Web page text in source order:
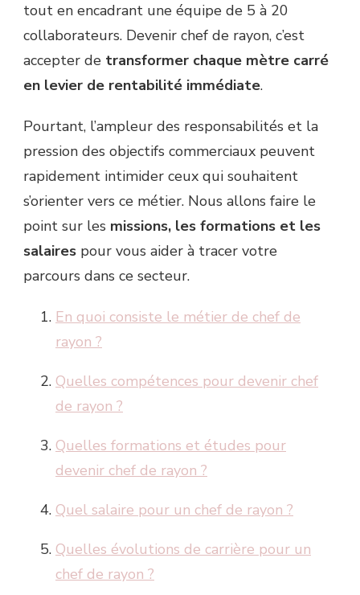
tout en encadrant une équipe de 5 à 20
collaborateurs. Devenir chef de rayon, c’est
accepter de transformer chaque mètre carré
en levier de rentabilité immédiate.
Pourtant, l’ampleur des responsabilités et la
pression des objectifs commerciaux peuvent
rapidement intimider ceux qui souhaitent
s’orienter vers ce métier. Nous allons faire le
point sur les missions, les formations et les
salaires pour vous aider à tracer votre
parcours dans ce secteur.
En quoi consiste le métier de chef de
rayon ?
Quelles compétences pour devenir chef
de rayon ?
Quelles formations et études pour
devenir chef de rayon ?
Quel salaire pour un chef de rayon ?
Quelles évolutions de carrière pour un
chef de rayon ?